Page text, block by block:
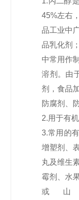
45%左右
品工业中
品乳化剂
中常用作
溶剂。由
剂，食品
防腐剂、
2.用于有
3.常用的
增塑剂、
丸及维生
霉剂、水
或